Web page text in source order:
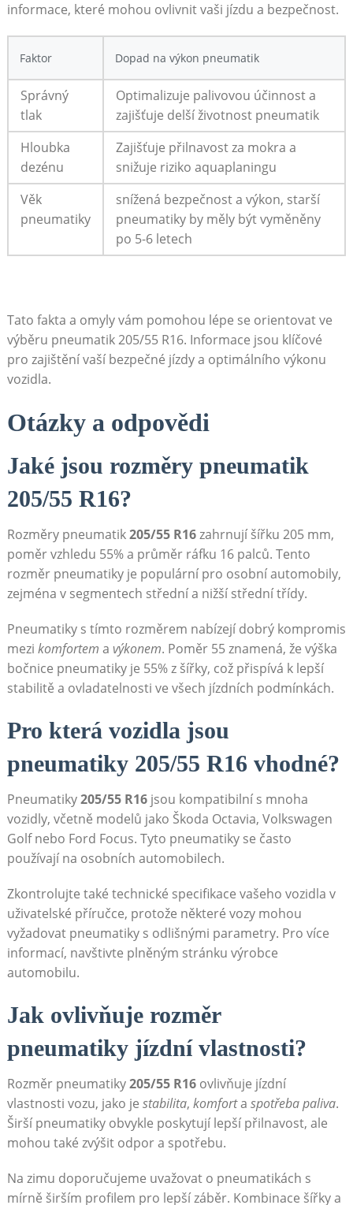
informace, které mohou ovlivnit vaši jízdu a bezpečnost.
Faktor Dopad na výkon ⁢pneumatik
Správný
tlak
Optimalizuje palivovou účinnost a
zajišťuje ⁣delší životnost pneumatik
Hloubka
dezénu
Zajišťuje přilnavost ‍za mokra a
⁣snižuje riziko aquaplaningu
Věk
pneumatiky
snížená bezpečnost a výkon, starší
pneumatiky by měly být vyměněny
po ​5-6 letech
Tato fakta a omyly vám⁣ pomohou lépe se orientovat ve
výběru pneumatik 205/55 R16. ‌Informace jsou klíčové
pro zajištění vaší bezpečné jízdy a optimálního výkonu
vozidla.
Otázky a odpovědi
Jaké jsou rozměry ‍pneumatik
205/55 R16?
Rozměry pneumatik205/55 ​R16zahrnují šířku 205 mm,
poměr vzhledu 55% a průměr ráfku 16 palců. Tento
‌rozměr pneumatiky je ⁤populární pro osobní automobily,
‌zejména v segmentech střední a nižší střední třídy.
Pneumatiky s tímto rozměrem ‍nabízejí dobrý kompromis
​mezi komfortem a výkonem. Poměr 55 znamená, že výška
bočnice pneumatiky je 55% z šířky, což přispívá k lepší
stabilitě a ovladatelnosti ve všech jízdních podmínkách.
Pro ⁤která vozidla jsou
pneumatiky 205/55 R16 vhodné?
Pneumatiky205/55 R16jsou kompatibilní s⁣ mnoha
vozidly, včetně⁤ modelů jako Škoda Octavia, Volkswagen
Golf nebo Ford Focus. Tyto pneumatiky se ‍často
používají na osobních automobilech.
Zkontrolujte také technické specifikace vašeho vozidla v
uživatelské příručce, protože některé vozy mohou ​
vyžadovat pneumatiky s odlišnými⁣ parametry. Pro více
informací, navštivte plněným stránku výrobce
automobilu.
Jak ovlivňuje rozměr
pneumatiky jízdní vlastnosti?
Rozměr pneumatiky205/55 R16⁣ovlivňuje jízdní
vlastnosti vozu, ‍jako ‍je stabilita, komforta spotřeba paliva.⁤
Širší pneumatiky obvykle ⁢poskytují lepší přilnavost, ale
mohou také zvýšit odpor ‌a spotřebu.
Na zimu doporučujeme⁣ uvažovat‌ o pneumatikách s
mírně‍ širším profilem pro lepší záběr. Kombinace šířky ⁣a